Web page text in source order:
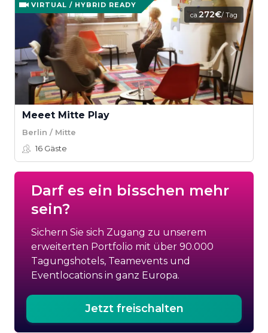
VIRTUAL / HYBRID READY
ca.272€/ Tag
Meeet Mitte Play
Berlin / Mitte
16 Gäste
Darf es ein bisschen mehr
sein?
Sichern Sie sich Zugang zu unserem
erweiterten Portfolio mit über 90.000
Tagungshotels, Teamevents und
Eventlocations in ganz Europa.
Jetzt freischalten